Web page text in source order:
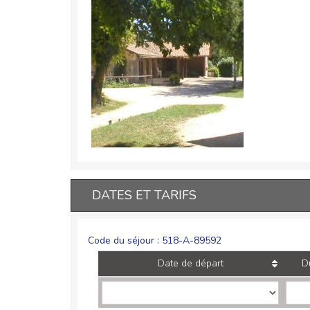
DATES ET TARIFS
Code du séjour : 518-A-89592
Date de départ